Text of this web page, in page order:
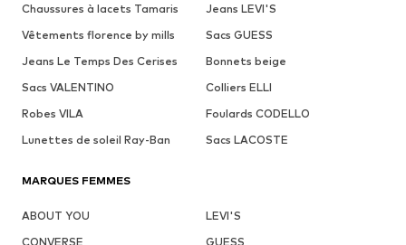
Chaussures à lacets Tamaris
Jeans LEVI'S
Vêtements florence by mills
Sacs GUESS
Jeans Le Temps Des Cerises
Bonnets beige
Sacs VALENTINO
Colliers ELLI
Robes VILA
Foulards CODELLO
Lunettes de soleil Ray-Ban
Sacs LACOSTE
MARQUES FEMMES
ABOUT YOU
LEVI'S
CONVERSE
GUESS